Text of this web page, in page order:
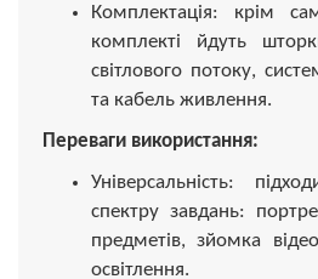
Комплектація: крім
комплекті йдуть
світлового потоку,
та кабель живлення.
Переваги використання:
Універсальність:
спектру завдань:
предметів, зйомка
освітлення.